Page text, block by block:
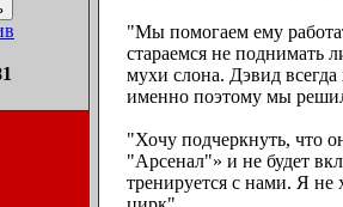
"Мы помогаем ему
стараемся не поднимать
мухи слона. Дэвид
именно поэтому мы
"Хочу подчеркнуть, что
"Арсенал"» и не будет
тренируется с нами. Я не